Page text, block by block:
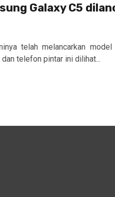
Galaxy C5
telah melancarkan
telefon pintar ini dilihat...